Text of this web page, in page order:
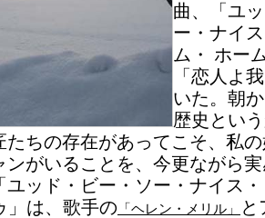
曲、「ユ
ー・ナイ
ム・ ホー
「恋人よ
いた。朝
歴史とい
たちの存在があってこそ、私
ンがいることを、今更ながら
ユッド・ビー・ソー・ナイス
」は、歌手の 「ヘレン・メリル」
と